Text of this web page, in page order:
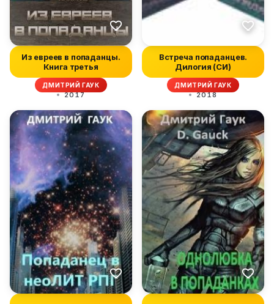
Из евреев в попаданцы.
Книга третья
ДМИТРИЙ ГАУК
2017
Встреча попаданцев.
Дилогия (СИ)
ДМИТРИЙ ГАУК
2018